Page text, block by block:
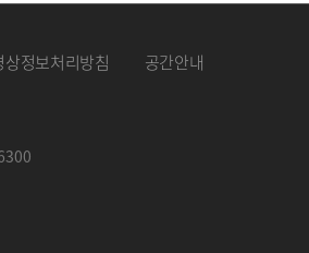
상정보처리방침 공간안내